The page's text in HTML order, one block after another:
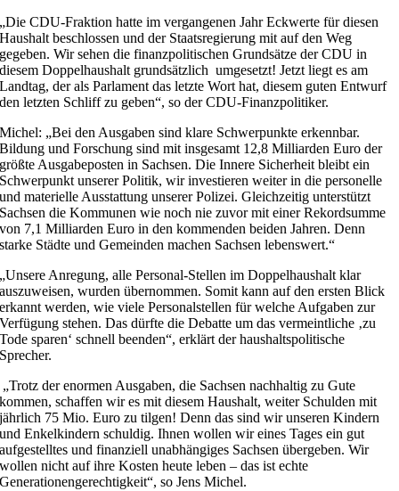
„Die CDU-Fraktion hatte im vergangenen Jahr Eckwerte für diesen
Haushalt beschlossen und der Staatsregierung mit auf den Weg
gegeben. Wir sehen die finanzpolitischen Grundsätze der CDU in
diesem Doppelhaushalt grundsätzlich umgesetzt! Jetzt liegt es am
Landtag, der als Parlament das letzte Wort hat, diesem guten Entwurf
den letzten Schliff zu geben“, so der CDU-Finanzpolitiker.
Michel: „Bei den Ausgaben sind klare Schwerpunkte erkennbar.
Bildung und Forschung sind mit insgesamt 12,8 Milliarden Euro der
größte Ausgabeposten in Sachsen. Die Innere Sicherheit bleibt ein
Schwerpunkt unserer Politik, wir investieren weiter in die personelle
und materielle Ausstattung unserer Polizei. Gleichzeitig unterstützt
Sachsen die Kommunen wie noch nie zuvor mit einer Rekordsumme
von 7,1 Milliarden Euro in den kommenden beiden Jahren. Denn
starke Städte und Gemeinden machen Sachsen lebenswert.“
„Unsere Anregung, alle Personal-Stellen im Doppelhaushalt klar
auszuweisen, wurden übernommen. Somit kann auf den ersten Blick
erkannt werden, wie viele Personalstellen für welche Aufgaben zur
Verfügung stehen. Das dürfte die Debatte um das vermeintliche ‚zu
Tode sparen‘ schnell beenden“, erklärt der haushaltspolitische
Sprecher.
„Trotz der enormen Ausgaben, die Sachsen nachhaltig zu Gute
kommen, schaffen wir es mit diesem Haushalt, weiter Schulden mit
jährlich 75 Mio. Euro zu tilgen! Denn das sind wir unseren Kindern
und Enkelkindern schuldig. Ihnen wollen wir eines Tages ein gut
aufgestelltes und finanziell unabhängiges Sachsen übergeben. Wir
wollen nicht auf ihre Kosten heute leben – das ist echte
Generationengerechtigkeit“, so Jens Michel.